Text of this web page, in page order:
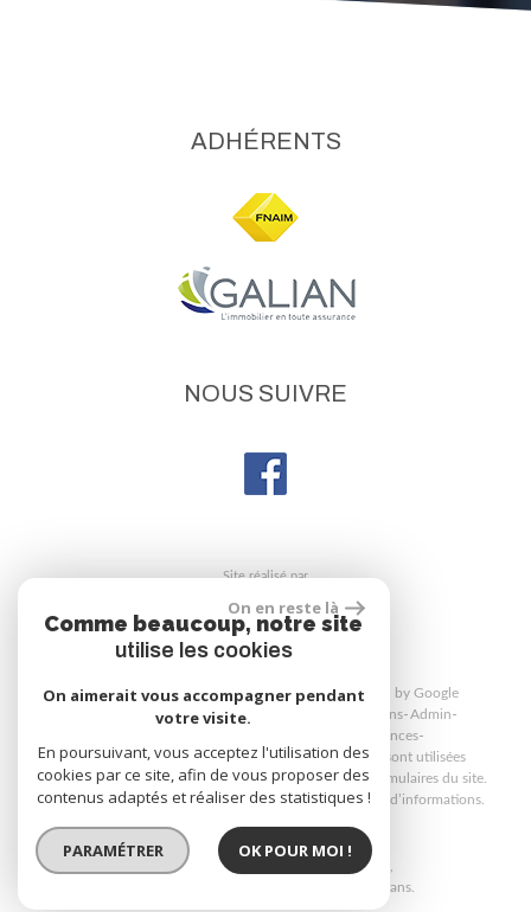
NOUS SUIVRE
ADHÉRENTS
site réalisé par
© 2026 | Tous droits réservés | Traduction powered by Google
Mentions légales Liens Admin
Toutes nos annonces
Martin Immobilier respecte le RGPD. Vos données sont utilisées
uniquement pour répondre à vos demandes via les formulaires du site.
Consultez notre politique de confidentialité pour plus d’informations.
Site internet compatible multi-supports,
un seul site adaptable à tous les types d'écrans.
On en reste là
Comme beaucoup, notre site
utilise les cookies
On aimerait vous accompagner pendant
votre visite.
En poursuivant, vous acceptez l'utilisation des
cookies par ce site, afin de vous proposer des
contenus adaptés et réaliser des statistiques !
PARAMÉTRER OK POUR MOI !